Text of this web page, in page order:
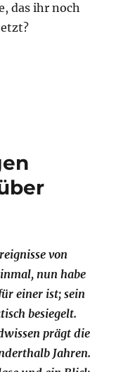
das ihr noch
zu Frauke
von
nun habe
einer ist; sein
besiegelt.
prägt die
Jahren.